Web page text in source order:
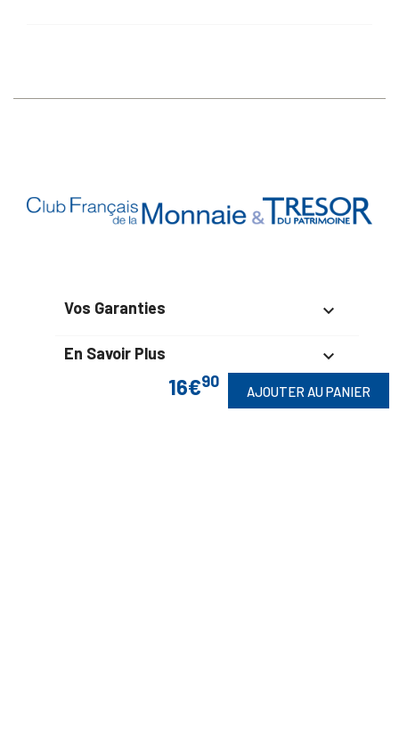
16€90
AJOUTER AU PANIER
Vos Garanties 
En Savoir Plus 
Retrouvez Aussi 